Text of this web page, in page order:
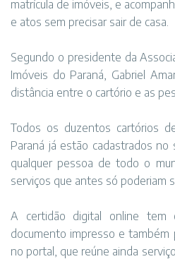
matrícula de imóveis, e
e atos sem precisar sair de casa.
Segundo o presidente da
Imóveis do Paraná, Gabriel
distância entre o cartório e as
Todos os duzentos cartórios
Paraná já estão cadastrados
qualquer pessoa de todo o
serviços que antes só poderiam
A certidão digital online tem
documento impresso e também
no portal, que reúne ainda